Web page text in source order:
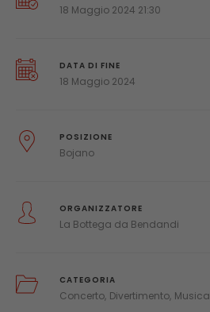
18 Maggio 2024 21:30
DATA DI FINE
18 Maggio 2024
POSIZIONE
Bojano
ORGANIZZATORE
La Bottega da Bendandi
CATEGORIA
Concerto Divertimento Musica